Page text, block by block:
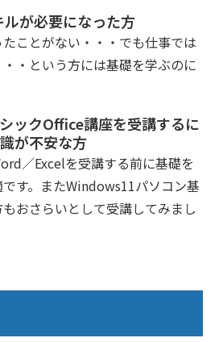
が必要になった方
ことがない・・・でも仕事では
・という方には基礎を学ぶのに
ックOffice講座を受講するに
が不安な方
／Excelを受講する前に基礎を
す。またWindows11パソコン基
おさらいとして受講してみまし